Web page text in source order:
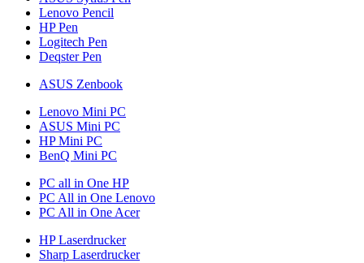
Lenovo Pencil
HP Pen
Logitech Pen
Deqster Pen
ASUS Zenbook
Lenovo Mini PC
ASUS Mini PC
HP Mini PC
BenQ Mini PC
PC all in One HP
PC All in One Lenovo
PC All in One Acer
HP Laserdrucker
Sharp Laserdrucker